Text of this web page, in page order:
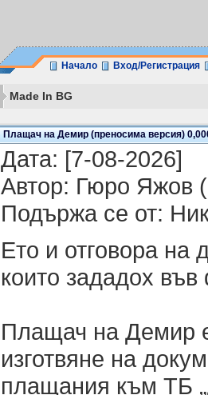
Начало Вход/Регистрация
Made In BG
Плащач на Демир (преносима версия)
Датa: [7-08-2026]
Автор: Гюро Яжов
Подържа се от:
Ето и отговора на
които зададох
Плащач на Демир
изготвяне на
плащания към ТБ